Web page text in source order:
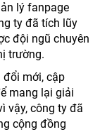
lý fanpage
ty đã tích lũy
đội ngũ chuyên
trường.
đổi mới, cập
mang lại giải
vậy, công ty đã
cộng đồng